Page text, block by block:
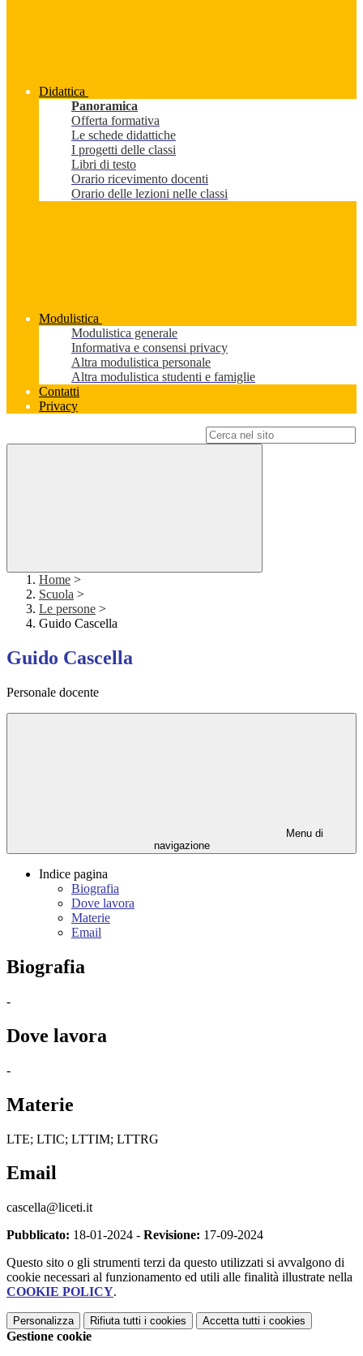
Didattica
Panoramica
Offerta formativa
Le schede didattiche
I progetti delle classi
Libri di testo
Orario ricevimento docenti
Orario delle lezioni nelle classi
Modulistica
Modulistica generale
Informativa e consensi privacy
Altra modulistica personale
Altra modulistica studenti e famiglie
Contatti
Privacy
Home >
Scuola >
Le persone >
Guido Cascella
Guido Cascella
Personale docente
Menu di
navigazione
Indice pagina
Biografia
Dove lavora
Materie
Email
Biografia
-
Dove lavora
-
Materie
LTE; LTIC; LTTIM; LTTRG
Email
cascella@liceti.it
Pubblicato: 18-01-2024 - Revisione: 17-09-2024
Questo sito o gli strumenti terzi da questo utilizzati si avvalgono di
cookie necessari al funzionamento ed utili alle finalità illustrate nella
COOKIE POLICY.
Personalizza Rifiuta tutti i cookies Accetta tutti i cookies
Gestione cookie